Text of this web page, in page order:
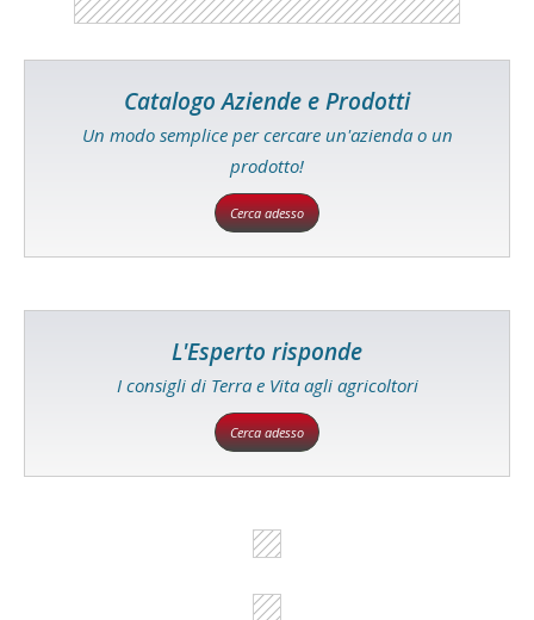
Catalogo Aziende e Prodotti
Un modo semplice per cercare un'azienda o un
prodotto!
Cerca adesso
L'Esperto risponde
I consigli di Terra e Vita agli agricoltori
Cerca adesso